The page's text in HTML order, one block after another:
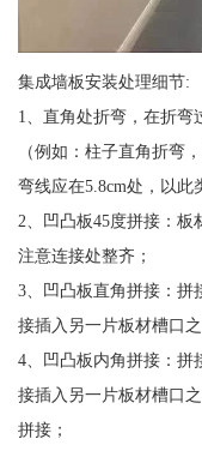
集成墙板安装处理细节:
1、直角处折弯，在折弯
（例如：柱子直角折弯
弯线应在5.8cm处，以此
2、凹凸板45度拼接：板
注意连接处整齐；
3、凹凸板直角拼接：拼
接插入另一片板材槽口
4、凹凸板内角拼接：拼
接插入另一片板材槽口
拼接；